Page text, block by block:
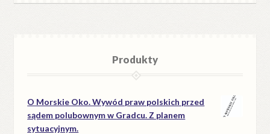
Produkty
O Morskie Oko. Wywód praw polskich przed
sądem polubownym w Gradcu. Z planem
sytuacyjnym.